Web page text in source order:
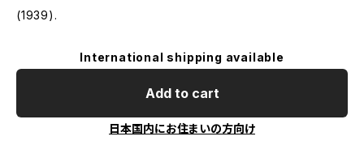
(1939).
International shipping available
Add to cart
日本国内にお住まいの方向け